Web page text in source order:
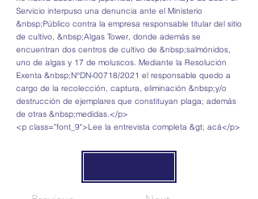
Servicio interpuso una denuncia ante el Ministerio
&nbsp;Público contra la empresa responsable titular del sitio
de cultivo, &nbsp;Algas Tower, donde además se
encuentran dos centros de cultivo de &nbsp;salmónidos,
uno de algas y 17 de moluscos. Mediante la Resolución
Exenta &nbsp;N°DN-00718/2021 el responsable quedo a
cargo de la recolección, captura, eliminación &nbsp;y/o
destrucción de ejemplares que constituyan plaga; además
de otras &nbsp;medidas.</p>
<p class="font_9">Lee la entrevista completa &gt; acá</p>